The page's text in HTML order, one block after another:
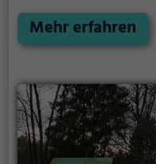
Familie. Die
unheimliche Ruhe
Mehr erfahren